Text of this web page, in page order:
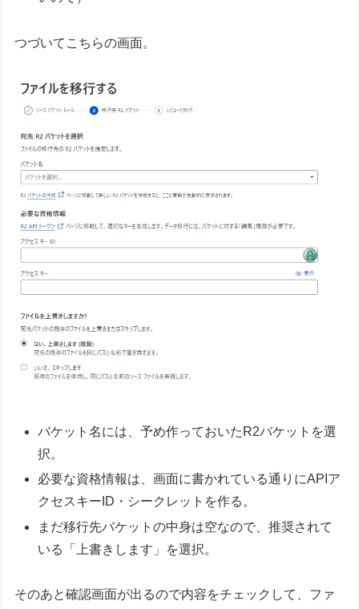
つづいてこちらの画面。
バケット名には、予め作っておいたR2バケットを選
択。
必要な資格情報は、画面に書かれている通りにAPIア
クセスキーID・シークレットを作る。
まだ移行先バケットの中身は空なので、推奨されて
いる「上書きします」を選択。
そのあと確認画面が出るので内容をチェックして、ファ